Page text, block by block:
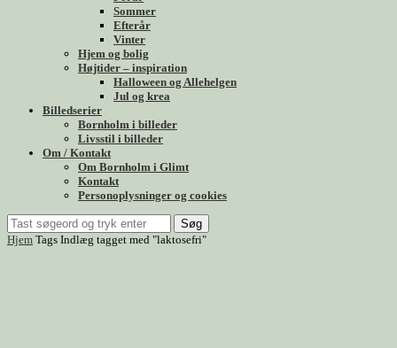
Sommer
Efterår
Vinter
Hjem og bolig
Højtider – inspiration
Halloween og Allehelgen
Jul og krea
Billedserier
Bornholm i billeder
Livsstil i billeder
Om / Kontakt
Om Bornholm i Glimt
Kontakt
Personoplysninger og cookies
Søg
Hjem Tags Indlæg tagget med "laktosefri"